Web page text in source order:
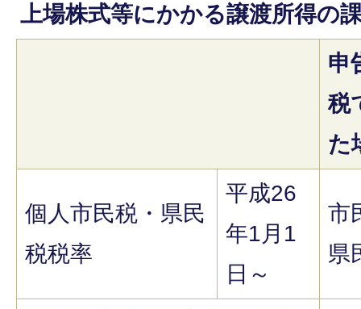
上場株式等にかかる譲渡所得の
申
税
た
個人市民税・県民
税税率
平成26
年1月1
日～
市
県